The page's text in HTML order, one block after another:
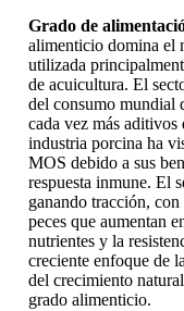
Grado de
alimenticio domina el
utilizada
de acuicultura. El
del consumo mundial
cada vez más
industria porcina ha
MOS debido a sus
respuesta inmune. El
ganando tracción,
peces que aumentan
nutrientes y la
creciente enfoque de
del crecimiento
grado alimenticio.